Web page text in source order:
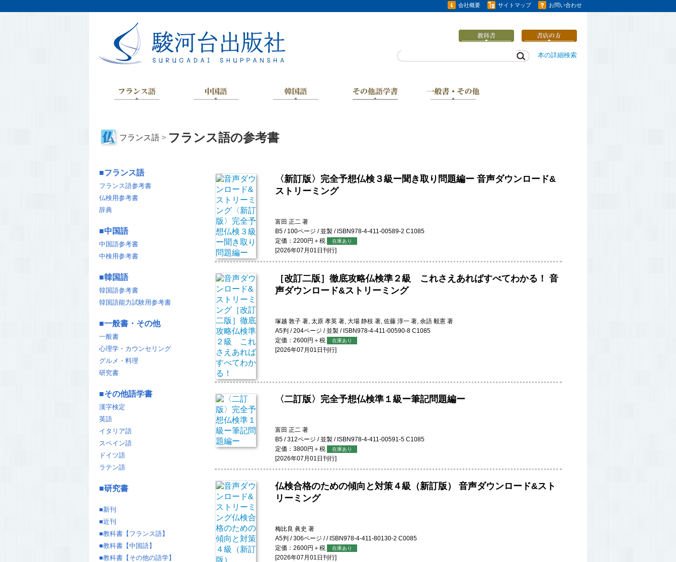
会社概要 サイトマップ お問い合わせ
本の詳細検索
フランス語 > フランス語の参考書
〈新訂版〉完全予想仏検３級ー聞き取り問題編ー 音声ダウンロード&
ストリーミング
富田 正二 著
B5 / 100ページ / 並製 / ISBN978-4-411-00589-2 C1085
定価：2200円＋税
在庫あり
[2026年07月01日刊行]
［改訂二版］徹底攻略仏検準２級 これさえあればすべてわかる！ 音
声ダウンロード&ストリーミング
塚越 敦子 著, 太原 孝英 著, 大場 静枝 著, 佐藤 淳一 著, 余語 毅憲 著
A5判 / 204ページ / 並製 / ISBN978-4-411-00590-8 C1085
定価：2600円＋税
在庫あり
[2026年07月01日刊行]
〈二訂版〉完全予想仏検準１級ー筆記問題編ー
富田 正二 著
B5 / 312ページ / 並製 / ISBN978-4-411-00591-5 C1085
定価：3800円＋税
在庫あり
[2026年07月01日刊行]
仏検合格のための傾向と対策４級（新訂版） 音声ダウンロード&スト
リーミング
梅比良 眞史 著
A5判 / 306ページ / / ISBN978-4-411-80130-2 C0085
定価：2600円＋税
在庫あり
[2026年07月01日刊行]
■フランス語
フランス語参考書
仏検用参考書
辞典
■中国語
中国語参考書
中検用参考書
■韓国語
韓国語参考書
韓国語能力試験用参考書
■一般書・その他
一般書
心理学・カウンセリング
グルメ・料理
研究書
■その他語学書
漢字検定
英語
イタリア語
スペイン語
ドイツ語
ラテン語
■研究書
■新刊
■近刊
■教科書【フランス語】
■教科書【中国語】
■教科書【その他の語学】